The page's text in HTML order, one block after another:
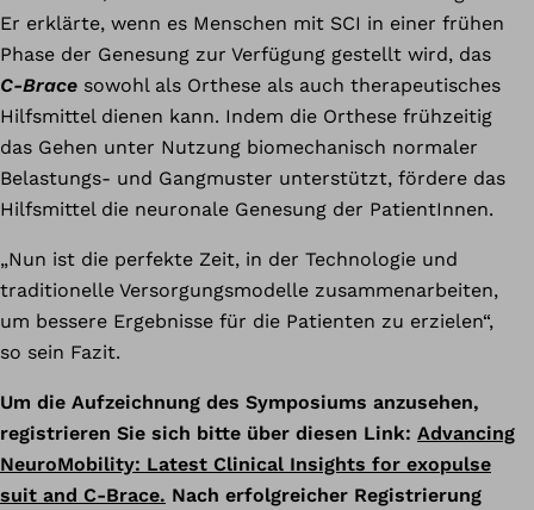
Er erklärte, wenn es Menschen mit SCI in einer frühen
Phase der Genesung zur Verfügung gestellt wird, das
C-Brace sowohl als Orthese als auch therapeutisches
Hilfsmittel dienen kann. Indem die Orthese frühzeitig
das Gehen unter Nutzung biomechanisch normaler
Belastungs- und Gangmuster unterstützt, fördere das
Hilfsmittel die neuronale Genesung der PatientInnen.
„Nun ist die perfekte Zeit, in der Technologie und
traditionelle Versorgungsmodelle zusammenarbeiten,
um bessere Ergebnisse für die Patienten zu erzielen“,
so sein Fazit.
Um die Aufzeichnung des Symposiums anzusehen,
registrieren Sie sich bitte über diesen Link: Advancing
NeuroMobility: Latest Clinical Insights for exopulse
suit and C-Brace. Nach erfolgreicher Registrierung